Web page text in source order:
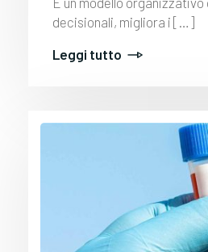
decisionali, migliora i […]
Leggi tutto